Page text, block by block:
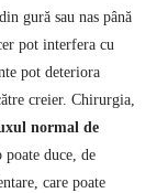
gură sau nas până
pot interfera cu
pot deteriora
creier. Chirurgia,
normal de
duce, de
care poate